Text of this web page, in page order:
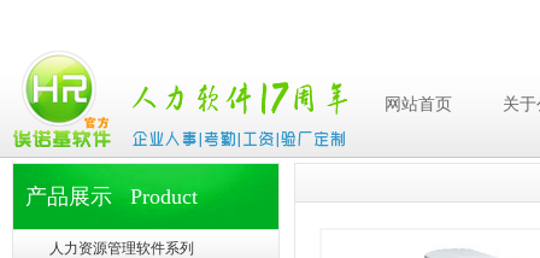
网站首页 关
产品展示 Product
人力资源管理软件系列